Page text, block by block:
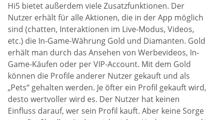
Hi5 bietet außerdem viele Zusatzfunktionen. Der
Nutzer erhält für alle Aktionen, die in der App möglich
sind (chatten, Interaktionen im Live-Modus, Videos,
etc.) die In-Game-Währung Gold und Diamanten. Gold
erhält man durch das Ansehen von Werbevideos, In-
Game-Käufen oder per VIP-Account. Mit dem Gold
können die Profile anderer Nutzer gekauft und als
„Pets“ gehalten werden. Je öfter ein Profil gekauft wird,
desto wertvoller wird es. Der Nutzer hat keinen
Einfluss darauf, wer sein Profil kauft. Aber keine Sorge